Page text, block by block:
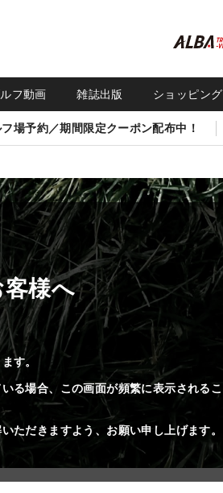
フ動画 雑誌出版 ショッピング
フ場予約／期間限定クーポン配布中！
様へ
す。
る場合、この画面が頻繁に表示されるこ
ただきますよう、お願い申し上げます。